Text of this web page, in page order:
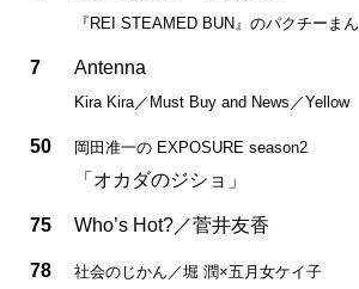
『REI STEAMED BUN』のパクチーまん
7 Antenna
Kira Kira／Must Buy and News／Yellow
50 岡田准一の EXPOSURE season2
「オカダのジショ」
75 Who’s Hot?／菅井友香
78
社会のじかん／堀 潤×五月女ケイ子